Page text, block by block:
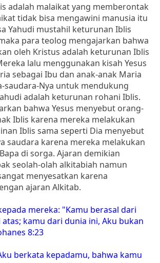
adalah malaikat yang memberontak
tidak bisa mengawini manusia itu
Yahudi mustahil keturunan Iblis
para teolog mengajarkan bahwa
oleh Kristus adalah keturunan Iblis
lalu menggunakan kisah Yesus
sebagai Ibu dan anak-anak Maria
saudara-Nya untuk mendukung
adalah keturunan rohani Iblis.
bahwa Yesus menyebut orang-
Iblis karena mereka melakukan
Iblis sama seperti Dia menyebut
saudara karena mereka melakukan
di sorga. Ajaran demikian
seolah-olah alkitabiah namun
menyesatkan karena
ajaran Alkitab.
mereka: "Kamu berasal dari
kamu dari dunia ini, Aku bukan
8:23
berkata kepadamu, bahwa kamu